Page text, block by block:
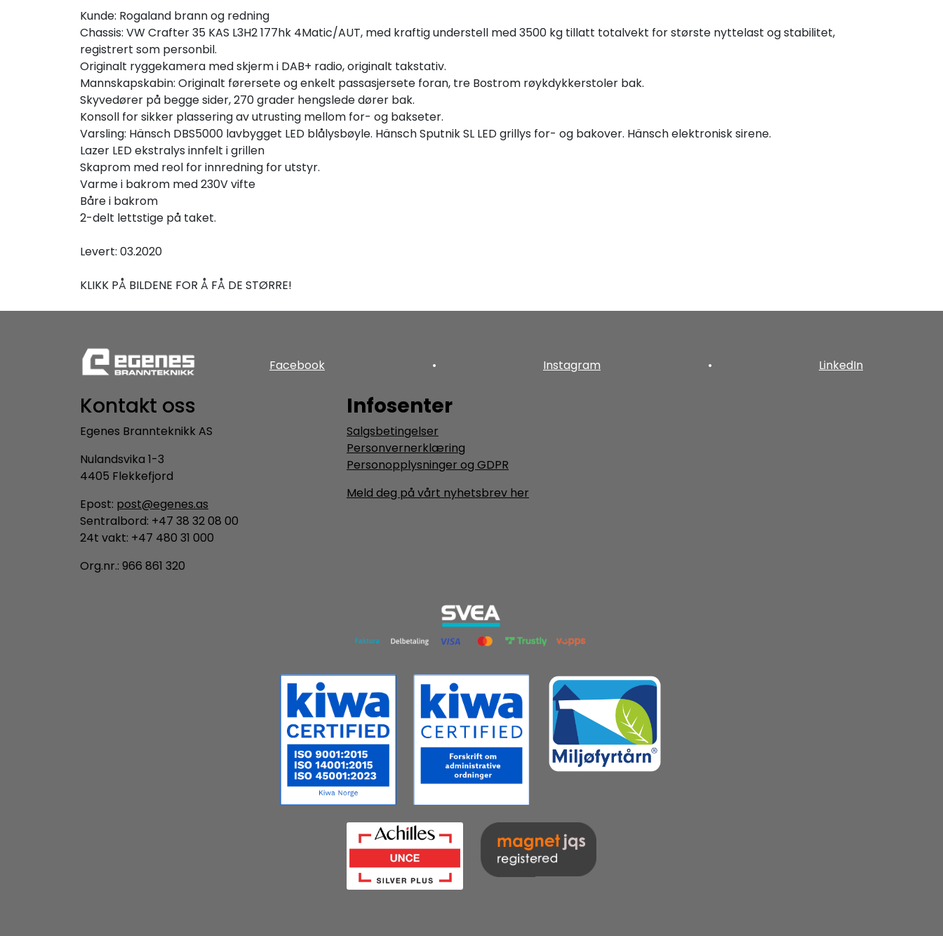
Kunde: Rogaland brann og redning
Chassis: VW Crafter 35 KAS L3H2 177hk 4Matic/AUT, med kraftig understell med 3500 kg tillatt totalvekt for største nyttelast og stabilitet,
registrert som personbil.
Originalt ryggekamera med skjerm i DAB+ radio, originalt takstativ.
Mannskapskabin: Originalt førersete og enkelt passasjersete foran, tre Bostrom røykdykkerstoler bak.
Skyvedører på begge sider, 270 grader hengslede dører bak.
Konsoll for sikker plassering av utrusting mellom for- og bakseter.
Varsling: Hänsch DBS5000 lavbygget LED blålysbøyle. Hänsch Sputnik SL LED grillys for- og bakover. Hänsch elektronisk sirene.
Lazer LED ekstralys innfelt i grillen
Skaprom med reol for innredning for utstyr.
Varme i bakrom med 230V vifte
Båre i bakrom
2-delt lettstige på taket.
Levert: 03.2020
KLIKK PÅ BILDENE FOR Å FÅ DE STØRRE!
Facebook • Instagram • LinkedIn
Kontakt oss
Egenes Brannteknikk AS
Nulandsvika 1-3
4405 Flekkefjord
Epost: post@egenes.as
Sentralbord: +47 38 32 08 00
24t vakt: +47 480 31 000
Org.nr.: 966 861 320
Infosenter
Salgsbetingelser
Personvernerklæring
Personopplysninger og GDPR
Meld deg på vårt nyhetsbrev her